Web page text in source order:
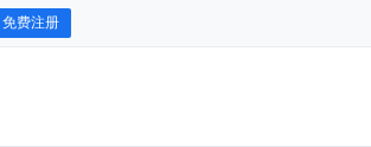
免费注册